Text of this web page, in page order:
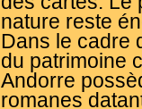
nature reste
Dans le cadre
du patrimoine
Andorre
romanes